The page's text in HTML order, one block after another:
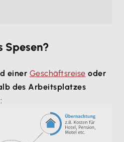
Spesen?
einer Geschäftsreise oder
des Arbeitsplatzes